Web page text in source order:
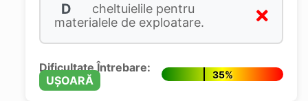
D
cheltuielile pentru
materialele de exploatare.
Dificultate Întrebare:
UȘOARĂ
35%